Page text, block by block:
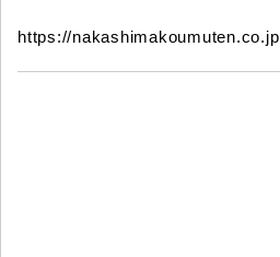
https://nakashimakoumuten.co.jp